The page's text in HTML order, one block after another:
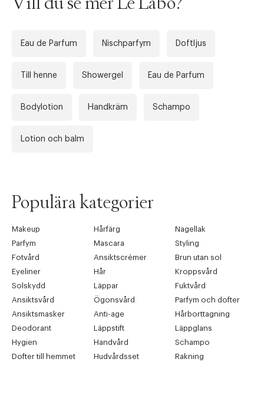
Vill du se mer Le Labo?
Eau de Parfum Nischparfym Doftljus
Till henne Showergel Eau de Parfum
Bodylotion Handkräm Schampo
Lotion och balm
Populära kategorier
Makeup Hårfärg
Nagellak
Parfym
Mascara
Styling
Fotvård
Ansiktscrémer
Brun utan sol
Eyeliner
Hår
Kroppsvård
Solskydd
Läppar
Fuktvård
Ansiktsvård
Ögonsvård
Parfym och dofter
Ansiktsmasker
Anti-age
Hårborttagning
Deodorant
Läppstift
Läppglans
Hygien
Handvård
Schampo
Dofter till hemmet
Hudvårdsset Rakning